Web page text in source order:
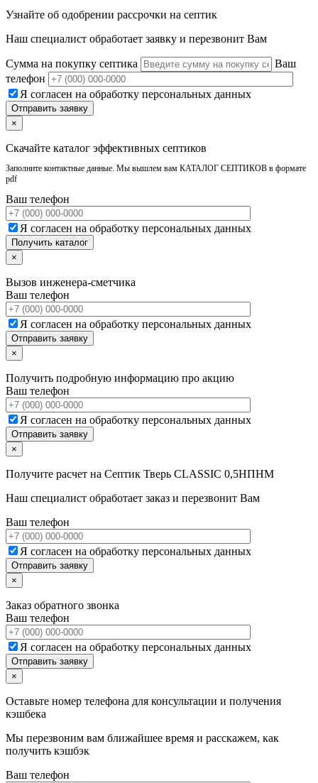
Узнайте об одобрении рассрочки на септик
Наш специалист обработает заявку и перезвонит Вам
Сумма на покупку септика
Ваш
телефон
Я согласен на обработку персональных данных
×
Скачайте каталог эффективных септиков
Заполните контактные данные. Мы вышлем вам КАТАЛОГ СЕПТИКОВ в формате
pdf
Ваш телефон
Я согласен на обработку персональных данных
×
Вызов инженера-сметчика
Ваш телефон
Я согласен на обработку персональных данных
×
Получить подробную информацию про акцию
Ваш телефон
Я согласен на обработку персональных данных
×
Получите расчет на Септик Тверь CLASSIC 0,5НПНМ
Наш специалист обработает заказ и перезвонит Вам
Ваш телефон
Я согласен на обработку персональных данных
×
Заказ обратного звонка
Ваш телефон
Я согласен на обработку персональных данных
×
Оставьте номер телефона для консультации и получения
кэшбека
Мы перезвоним вам ближайшее время и расскажем, как
получить кэшбэк
Ваш телефон